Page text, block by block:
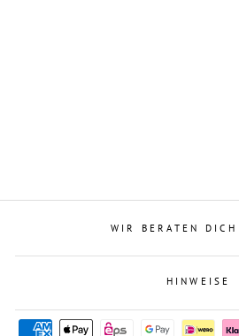
WIR BERATEN DICH
HINWEISE